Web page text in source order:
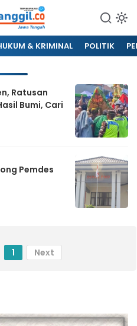
& KRIMINAL POLITIK
Ratusan
Bumi, Cari
Pemdes
1 Next